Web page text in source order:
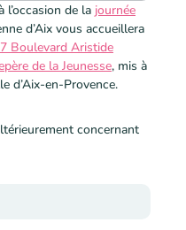
de la journée
d’Aix vous accueillera
Boulevard Aristide
de la Jeunesse, mis à
d’Aix-en-Provence.
concernant